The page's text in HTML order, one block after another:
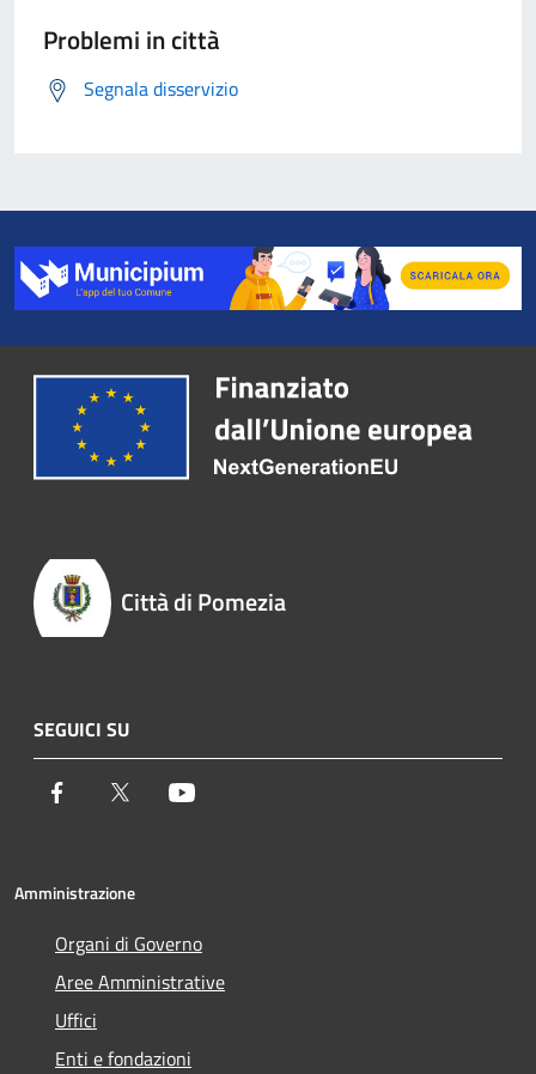
Problemi in città
Segnala disservizio
Città di Pomezia
SEGUICI SU
Facebook Twitter
Amministrazione
Organi di Governo
Aree Amministrative
Uffici
Enti e fondazioni